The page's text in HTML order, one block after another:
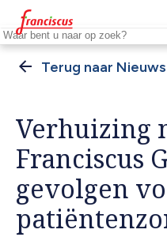
Overslaan
en
naar
Keywords
Verhuizing
Franciscus
gevolgen